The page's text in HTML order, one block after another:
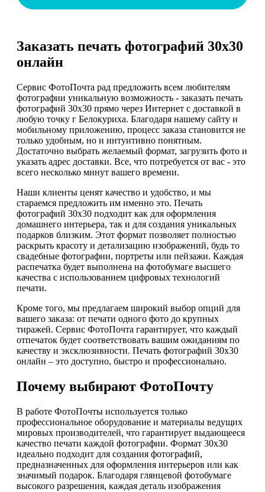
Заказать печать фотографий 30х30
онлайн
Сервис ФотоПочта рад предложить всем любителям
фотографии уникальную возможность - заказать печать
фотографий 30х30 прямо через Интернет с доставкой в
любую точку г Белокуриха. Благодаря нашему сайту и
мобильному приложению, процесс заказа становится не
только удобным, но и интуитивно понятным.
Достаточно выбрать желаемый формат, загрузить фото и
указать адрес доставки. Все, что потребуется от вас - это
всего несколько минут вашего времени.
Наши клиенты ценят качество и удобство, и мы
стараемся предложить им именно это. Печать
фотографий 30х30 подходит как для оформления
домашнего интерьера, так и для создания уникальных
подарков близким. Этот формат позволяет полностью
раскрыть красоту и детализацию изображений, будь то
свадебные фотографии, портреты или пейзажи. Каждая
распечатка будет выполнена на фотобумаге высшего
качества с использованием цифровых технологий
печати.
Кроме того, мы предлагаем широкий выбор опций для
вашего заказа: от печати одного фото до крупных
тиражей. Сервис ФотоПочта гарантирует, что каждый
отпечаток будет соответствовать вашим ожиданиям по
качеству и эксклюзивности. Печать фотографий 30х30
онлайн – это доступно, быстро и профессионально.
Почему выбирают ФотоПочту
В работе ФотоПочты используется только
профессиональное оборудование и материалы ведущих
мировых производителей, что гарантирует выдающееся
качество печати каждой фотографии. Формат 30х30
идеально подходит для создания фотографий,
предназначенных для оформления интерьеров или как
значимый подарок. Благодаря глянцевой фотобумаге
высокого разрешения, каждая деталь изображения